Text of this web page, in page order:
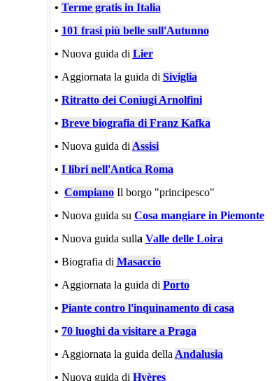
• Terme gratis in Italia
• 101 frasi più belle sull'Autunno
• Nuova guida di Lier
• Aggiornata la guida di Siviglia
• Ritratto dei Coniugi Arnolfini
• Breve biografia di Franz Kafka
• Nuova guida di Assisi
• I libri nell'Antica Roma
• Compiano Il borgo "principesco"
• Nuova guida su Cosa mangiare in Piemonte
• Nuova guida sulla Valle delle Loira
• Biografia di Masaccio
• Aggiornata la guida di Porto
• Piante contro l'inquinamento di casa
• 70 luoghi da visitare a Praga
• Aggiornata la guida della Andalusia
• Nuova guida di Hyères